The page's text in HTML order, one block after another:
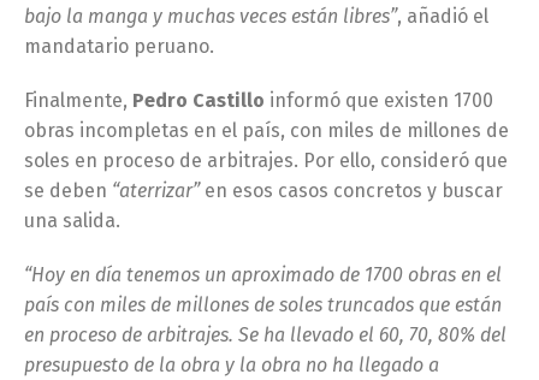
bajo la manga y muchas veces están libres”, añadió el
mandatario peruano.
Finalmente, Pedro Castillo informó que existen 1700
obras incompletas en el país, con miles de millones de
soles en proceso de arbitrajes. Por ello, consideró que
se deben “aterrizar” en esos casos concretos y buscar
una salida.
“Hoy en día tenemos un aproximado de 1700 obras en el
país con miles de millones de soles truncados que están
en proceso de arbitrajes. Se ha llevado el 60, 70, 80% del
presupuesto de la obra y la obra no ha llegado a